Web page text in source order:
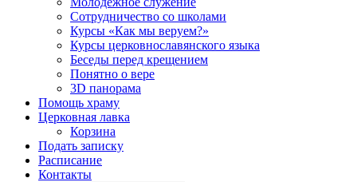
Сотрудничество со школами
Курсы «Как мы веруем?»
Курсы церковнославянского языка
Беседы перед крещением
Понятно о вере
3D панорама
Помощь храму
Церковная лавка
Корзина
Подать записку
Расписание
Контакты